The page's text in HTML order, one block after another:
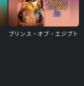
プリンス・オブ・エジプト